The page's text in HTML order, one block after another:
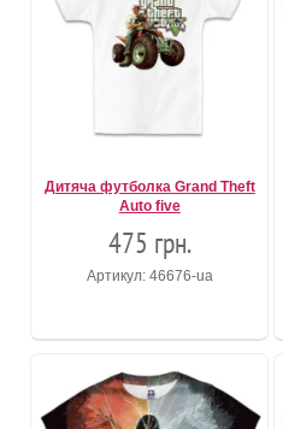
Дитяча футболка Grand Theft
Auto five
475 грн.
Артикул: 46676-ua